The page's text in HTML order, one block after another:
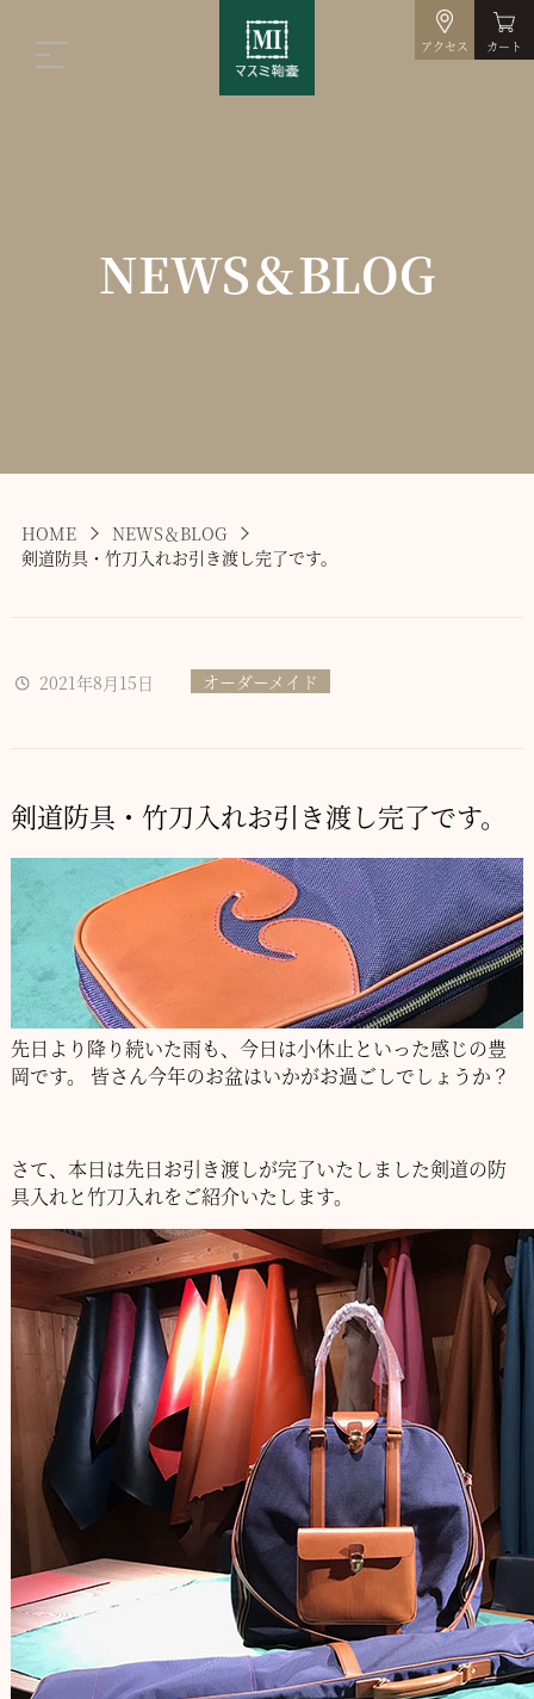
アクセス カート
NEWS＆BLOG
HOME
NEWS＆BLOG
剣道防具・竹刀入れお引き渡し完了です。
2021年8月15日 オーダーメイド
剣道防具・竹刀入れお引き渡し完了です。
先日より降り続いた雨も、今日は小休止といった感じの豊
岡です。
皆さん今年のお盆はいかがお過ごしでしょうか？
さて、本日は先日お引き渡しが完了いたしました剣道の防
具入れと竹刀入れをご紹介いたします。